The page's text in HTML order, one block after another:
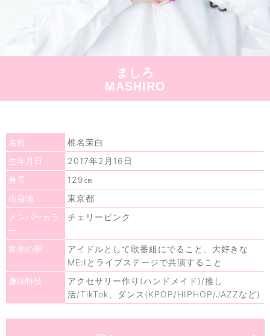
ましろ
MASHIRO
名前 椎名茉白
生年月日 2017年2月16日
身長 129㎝
出身地 東京都
メンバーカラ
ー
チェリーピンク
将来の夢
アイドルとして歌番組にでること、大好きな
ME:Iとライブステージで共演すること
趣味特技
アクセサリー作り(ハンドメイド)/推し
活/TikTok、ダンス(KPOP/HIPHOP/JAZZなど)